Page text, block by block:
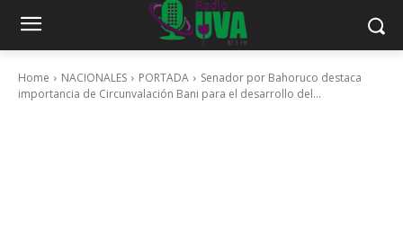
Home NACIONALES PORTADA
Senador por Bahoruco destaca
importancia de Circunvalación Bani para el desarrollo del...